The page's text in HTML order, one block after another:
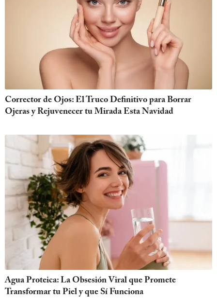
Corrector de Ojos: El Truco Definitivo para Borrar
Ojeras y Rejuvenecer tu Mirada Esta Navidad
Agua Proteica: La Obsesión Viral que Promete
Transformar tu Piel y que Sí Funciona